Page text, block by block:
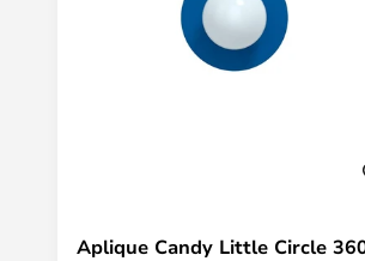
Aplique Candy Little Circle